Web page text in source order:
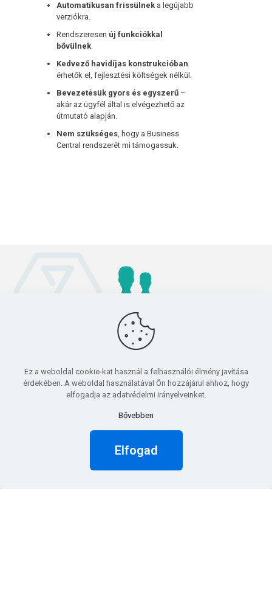
Automatikusan frissülnek a legújabb
verziókra.
Rendszeresen új funkciókkal
bővülnek.
Kedvező havidíjas konstrukcióban
érhetők el, fejlesztési költségek nélkül.
Bevezetésük gyors és egyszerű –
akár az ügyfél által is elvégezhető az
útmutató alapján.
Nem szükséges, hogy a Business
Central rendszerét mi támogassuk.
Kiknek ajánljuk?
szeretnék jóváhagyásaikat szabályozni,
egyszerűsíteni kívánják a jóváhagyási folyamatokat,
Ez a weboldal cookie-kat használ a felhasználói élmény javítása
érdekében. A weboldal használatával Ön hozzájárul ahhoz, hogy
elfogadja az adatvédelmi irányelveinket.
Bővebben
Elfogad